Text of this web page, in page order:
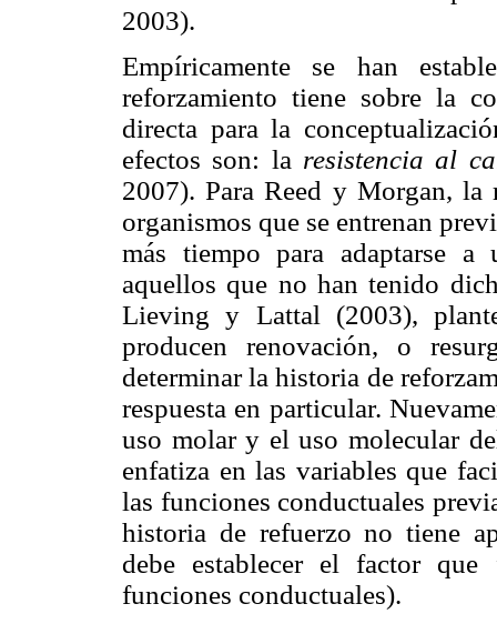
2003).
Empíricamente se han
reforzamiento tiene sobre la
directa para la
efectos son: la resistencia al
2007). Para Reed y Morgan, la
organismos que se entrenan
más tiempo para adaptarse a
aquellos que no han tenido
Lieving y Lattal (2003),
producen renovación, o
determinar la historia de
respuesta en particular.
uso molar y el uso molecular
enfatiza en las variables que
las funciones conductuales
historia de refuerzo no tiene
debe establecer el factor
funciones conductuales).